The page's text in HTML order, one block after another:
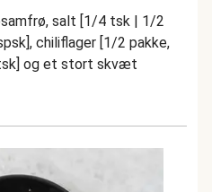
salt [1/4 tsk | 1/2
chiliflager [1/2 pakke,
og et stort skvæt